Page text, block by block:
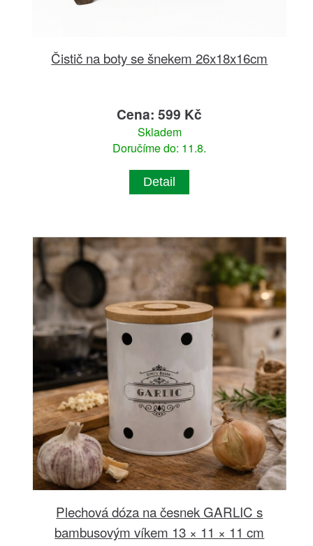
Čistič na boty se šnekem 26x18x16cm
Cena: 599 Kč
Skladem
Doručíme do: 11.8.
Detail
Plechová dóza na česnek GARLIC s
bambusovým víkem 13 × 11 × 11 cm